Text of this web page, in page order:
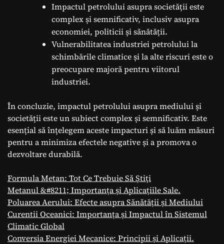
Impactul petrolului asupra societății este
complex și semnificativ, inclusiv asupra
economiei, politicii și sănătății.
Vulnerabilitatea industriei petrolului la
schimbările climatice și la alte riscuri este o
preocupare majoră pentru viitorul
industriei.
În concluzie, impactul petrolului asupra mediului și
societății este un subiect complex și semnificativ. Este
esențial să înțelegem aceste impacturi și să luăm măsuri
pentru a minimiza efectele negative și a promova o
dezvoltare durabilă.
Formula Metan: Tot Ce Trebuie Să Ştiţi
Metanul &#8211; Importanța și Aplicațiile Sale.
Poluarea Aerului: Efecte asupra Sănătății și Mediului
Curentii Oceanici: Importanța și Impactul în Sistemul
Climatic Global
Conversia Energiei Mecanice: Principii și Aplicații.